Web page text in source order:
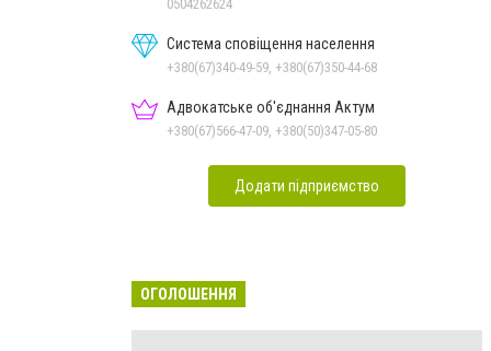
0504262624
Система сповіщення населення
+380(67)340-49-59, +380(67)350-44-68
Адвокатське об'єднання Актум
+380(67)566-47-09, +380(50)347-05-80
Додати підприємство
ОГОЛОШЕННЯ